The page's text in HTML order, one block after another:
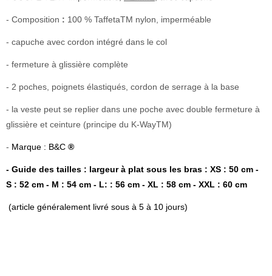
- Composition : 100 % TaffetaTM nylon, imperméable
- capuche avec cordon intégré dans le col
- fermeture à glissière complète
- 2 poches, poignets élastiqués, cordon de serrage à la base
- la veste peut se replier dans une poche avec double fermeture à
glissière et ceinture (principe du K-WayTM)
- Marque : B&C ®
- Guide des tailles : largeur à plat sous les bras : XS : 50 cm -
S : 52 cm - M : 54 cm - L: : 56 cm - XL : 58 cm - XXL : 60 cm
(article généralement livré sous à 5 à 10 jours)